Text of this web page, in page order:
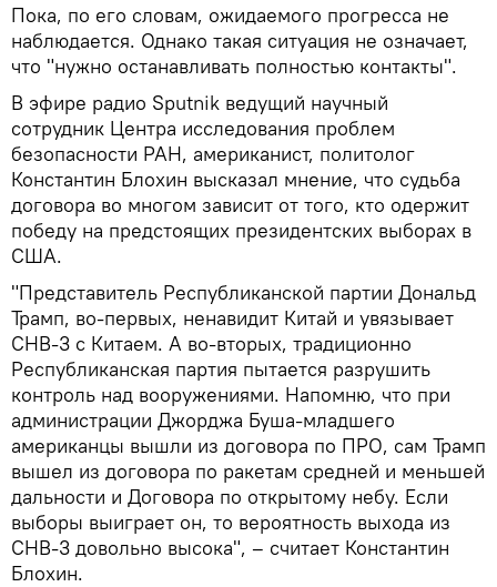
Пока, по его словам, ожидаемого прогресса не
наблюдается. Однако такая ситуация не означает,
что "нужно останавливать полностью контакты".
В эфире радио Sputnik ведущий научный
сотрудник Центра исследования проблем
безопасности РАН, американист, политолог
Константин Блохин высказал мнение, что судьба
договора во многом зависит от того, кто одержит
победу на предстоящих президентских выборах в
США.
"Представитель Республиканской партии Дональд
Трамп, во-первых, ненавидит Китай и увязывает
СНВ-3 с Китаем. А во-вторых, традиционно
Республиканская партия пытается разрушить
контроль над вооружениями. Напомню, что при
администрации Джорджа Буша-младшего
американцы вышли из договора по ПРО, сам Трамп
вышел из договора по ракетам средней и меньшей
дальности и Договора по открытому небу. Если
выборы выиграет он, то вероятность выхода из
СНВ-3 довольно высока", – считает Константин
Блохин.